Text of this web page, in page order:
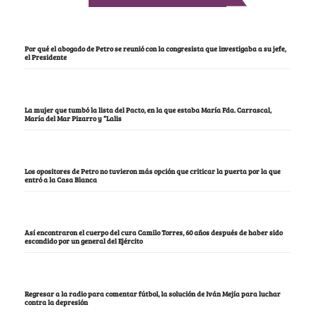
Por qué el abogado de Petro se reunió con la congresista que investigaba a su jefe,
el Presidente
La mujer que tumbó la lista del Pacto, en la que estaba María Fda. Carrascal,
María del Mar Pizarro y “Lalis
Los opositores de Petro no tuvieron más opción que criticar la puerta por la que
entró a la Casa Blanca
Así encontraron el cuerpo del cura Camilo Torres, 60 años después de haber sido
escondido por un general del Ejército
Regresar a la radio para comentar fútbol, la solución de Iván Mejía para luchar
contra la depresión